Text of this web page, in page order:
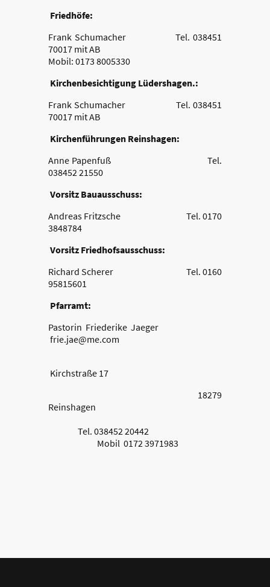
Friedhöfe:
Frank Schumacher Tel. 038451
70017 mit AB
Mobil: 0173 8005330
Kirchenbesichtigung Lüdershagen.:
Frank Schumacher Tel. 038451
70017 mit AB
Kirchenführungen Reinshagen:
Anne Papenfuß Tel.
038452 21550
Vorsitz Bauausschuss:
Andreas Fritzsche Tel. 0170
3848784
Vorsitz Friedhofsausschuss:
Richard Scherer Tel. 0160
95815601
Pfarramt:
Pastorin Friederike Jaeger
frie.jae@me.com
Kirchstraße 17
18279
Reinshagen
Tel. 038452 20442
Mobil 0172 3971983